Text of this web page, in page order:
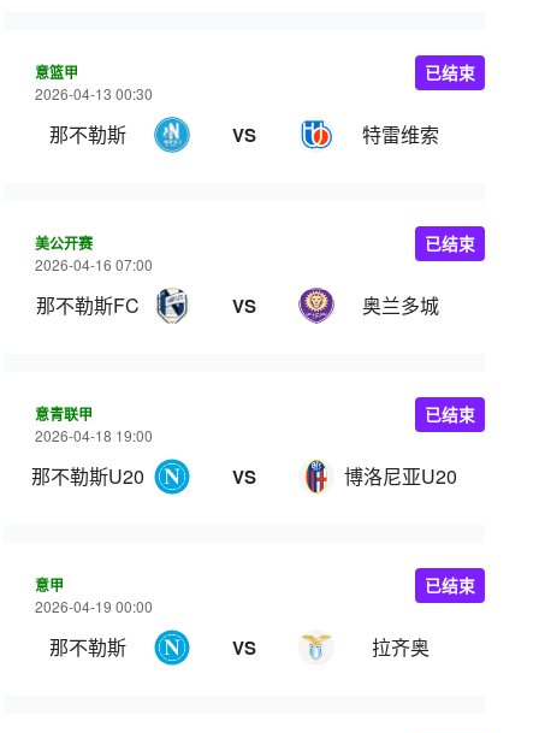
意篮甲
2026-04-13 00:30
那不勒斯 VS 特雷维索
已结束
美公开赛
2026-04-16 07:00
那不勒斯FC VS 奥兰多城
已结束
意青联甲
2026-04-18 19:00
那不勒斯U20 VS 博洛尼亚U20
已结束
意甲
2026-04-19 00:00
那不勒斯 VS 拉齐奥
已结束